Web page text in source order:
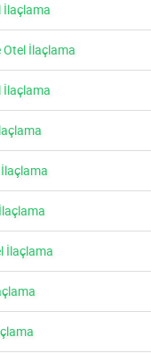
İlaçlama
İlaçlama
İlaçlama
İlaçlama